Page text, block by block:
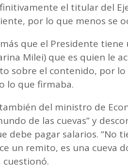
el titular del
por lo que menos se
que el Presidente
Milei) que es quien le
sobre el contenido, por
lo que firmaba.
del ministro de
de las cuevas” y
debe pagar salarios. “No
un remito, es una cueva
cuestionó.